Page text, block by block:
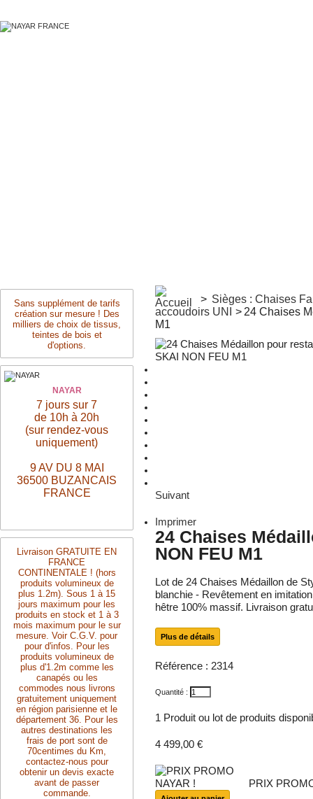
Sans supplément de tarifs
création sur mesure ! Des
milliers de choix de tissus,
teintes de bois et
d'options.
NAYAR
7 jours sur 7
de 10h à 20h
(sur rendez-vous
uniquement)
9 AV DU 8 MAI
36500 BUZANCAIS
FRANCE
Livraison GRATUITE EN
FRANCE
CONTINENTALE ! (hors
produits volumineux de
plus 1.2m). Sous 1 à 15
jours maximum pour les
produits en stock et 1 à 3
mois maximum pour le sur
mesure. Voir C.G.V. pour
pour d'infos. Pour les
produits volumineux de
plus d'1.2m comme les
canapés ou les
commodes nous livrons
gratuitement uniquement
en région parisienne et le
département 36. Pour les
autres destinations les
frais de port sont de
70centimes du Km,
contactez-nous pour
obtenir un devis exacte
avant de passer
commande.
> Sièges : Chaises
accoudoirs UNI
> 24 Chaises
M1
Suivant
Imprimer
24 Chaises
NON FEU M1
Lot de 24 Chaises Médaillon de
blanchie - Revêtement en
hêtre 100% massif. Livraison
Plus de détails
Référence : 2314
Quantité :
1 Produit ou lot de produits
4 499,00 €
PRIX